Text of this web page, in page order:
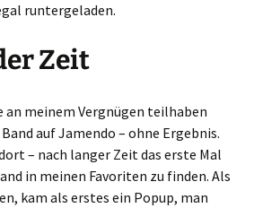
runtergeladen.
Zeit
an meinem Vergnügen teilhaben
auf Jamendo – ohne Ergebnis.
– nach langer Zeit das erste Mal
in meinen Favoriten zu finden. Als
kam als erstes ein Popup, man